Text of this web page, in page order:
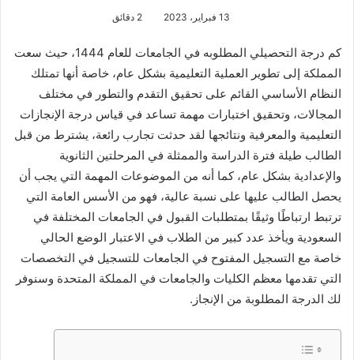
13 فبراير، 2023
كم درجة التحصيلي المطلوبه في الجامعات للعام 1444، حيث سعت
المملكة إلى تطوير العملية التعليمية بشكل عام، خاصة أنها تمتلك
النظام الأساسي القائم على تحقيق التقدم والتطور في مختلف
المجالات، وتحقيق اختبارات مهمة تساعد في قياس درجة الإنجازات
التعليمية والمعرفية ونتائجها لقد حدثت تجارب رائعة، يشترط من قبل
الطالب طيلة فترة الدراسة والممثلة في المرحلتين الثانوية
والإعدادية بشكل عام، كما أنه من الموضوعات المهمة التي يجب أن
يحصل الطالب عليها على نسبة عالية، فهو من الأسس العامة التي
ترتبط ارتباطًا وثيقًا بمتطلبات القبول في الجامعات المختلفة في
السعودية ويأخذ عدد كبير من الطلاب في الاعتبار الوضع الحالي
خاصة مع التسجيل المفتوح في الجامعات للتسجيل في التخصصات
التي تقدمها معظم الكليات والجامعات في المملكة المتحدة وسنوفر
لك الدرجة المطلوبة من الإنجاز.